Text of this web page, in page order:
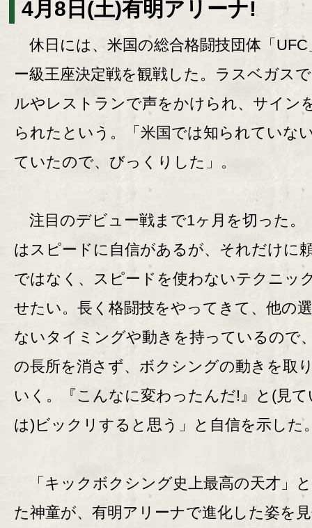
4月8日(土)有明アリーナ!
休日には、米国の総合格闘技団体「UFC
ー級王座決定戦を観戦した。ラスベガス
ルやレストランで声をかけられ、サイン
られたという。「米国では知られていな
ていたので、びっくりした」。
注目のデビュー戦まで1ヶ月を切った。
はスピードに自信があるが、それだけに
ではなく、スピードを使わないテクニッ
せたい。長く格闘技をやってきて、他の
ないタイミングや動きを持っているので
の長所を消さず、ボクシングの動きを取
いく。『こんなに変わったんだ!』と(見て
は)ビックリすると思う」と自信を示した
「キックボクシング史上最高の天才」
た神童が、有明アリーナで進化した姿を